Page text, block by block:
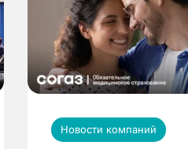
Новости компаний